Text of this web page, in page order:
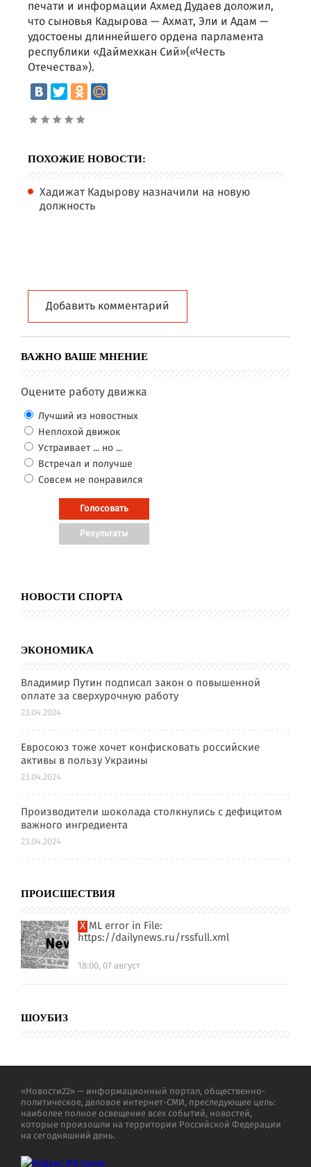
печати и информации Ахмед Дудаев доложил,
что сыновья Кадырова — Ахмат, Эли и Адам —
удостоены длиннейшего ордена парламента
республики «Даймехкан Сий»(«Честь
Отечества»).
ПОХОЖИЕ НОВОСТИ:
Хадижат Кадырову назначили на новую
должность
Добавить комментарий
ВАЖНО ВАШЕ МНЕНИЕ
Оцените работу движка
Лучший из новостных
Неплохой движок
Устраивает ... но ...
Встречал и получше
Совсем не понравился
НОВОСТИ СПОРТА
ЭКОНОМИКА
Владимир Путин подписал закон о повышенной
оплате за сверхурочную работу
23.04.2024
Евросоюз тоже хочет конфисковать российские
активы в пользу Украины
23.04.2024
Производители шоколада столкнулись с дефицитом
важного ингредиента
23.04.2024
ПРОИСШЕСТВИЯ
XML error in File:
https://dailynews.ru/rssfull.xml
18:00, 07 август
ШОУБИЗ
«Новости22» — информационный портал, общественно-
политическое, деловое интернет-СМИ, преследующее цель:
наиболее полное освещение всех событий, новостей,
которые произошли на территории Российской Федерации
на сегодняшний день.